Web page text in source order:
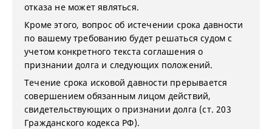
отказа не может являться.
Кроме этого, вопрос об истечении срока давности
по вашему требованию будет решаться судом с
учетом конкретного текста соглашения о
признании долга и следующих положений.
Течение срока исковой давности прерывается
совершением обязанным лицом действий,
свидетельствующих о признании долга (ст. 203
Гражданского кодекса РФ).